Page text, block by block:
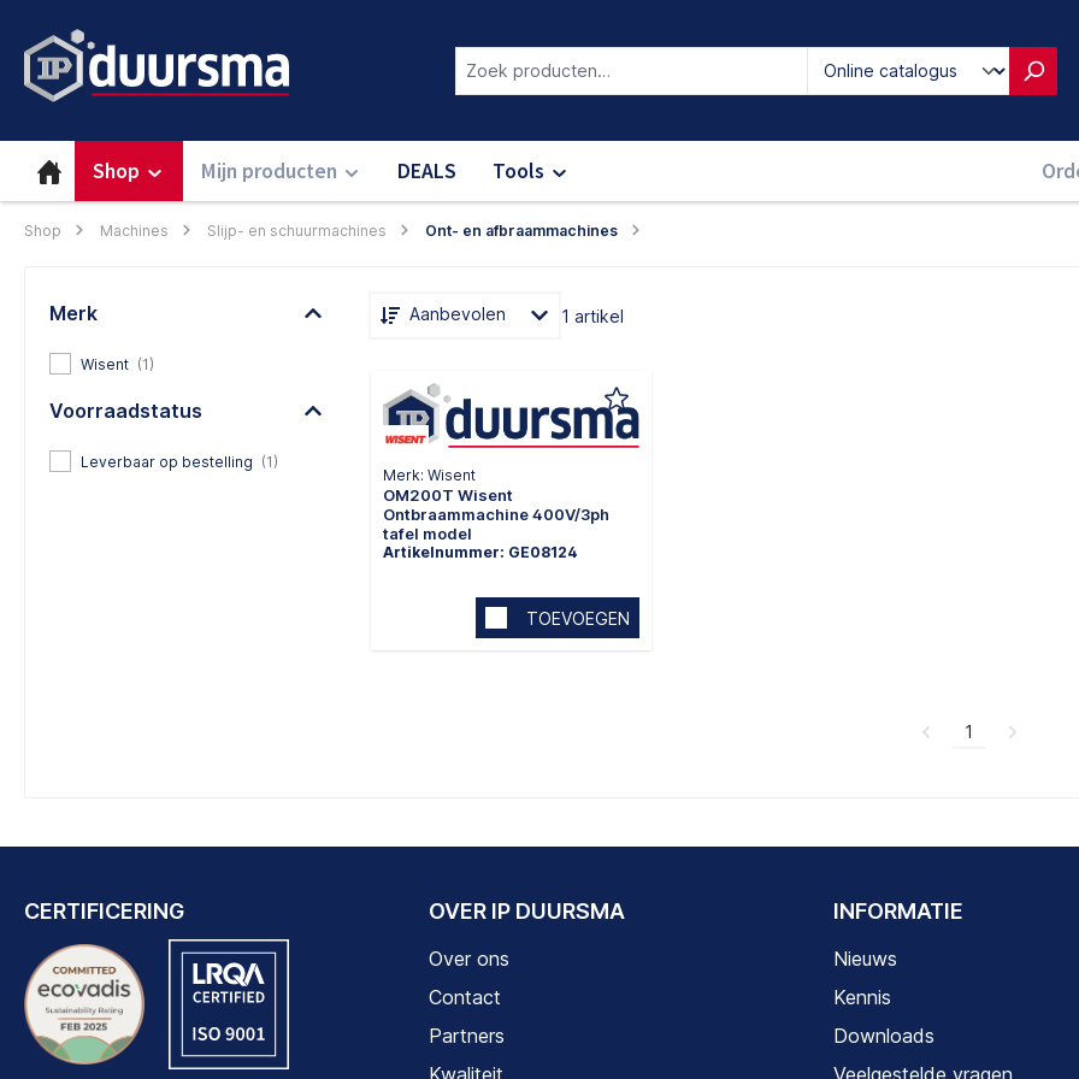
Shop Mijn producten DEALS Tools
Shop Machines Slijp- en schuurmachines Ont- en afbraammachines
Merk
Wisent (1)
Voorraadstatus
Leverbaar op bestelling (1)
Aanbevolen 1 artikel
Merk: Wisent
OM200T Wisent
Ontbraammachine 400V/3ph
tafel model
Artikelnummer: GE08124
TOEVOEGEN
1
OVER IP DUURSMA
Over ons
Contact
Partners
INFORMATIE
Nieuws
Kennis
Downloads
CERTIFICERING